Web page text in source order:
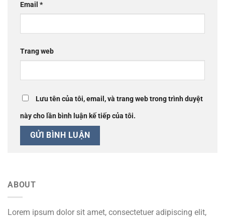
Email *
Trang web
Lưu tên của tôi, email, và trang web trong trình duyệt
này cho lần bình luận kế tiếp của tôi.
ABOUT
Lorem ipsum dolor sit amet, consectetuer adipiscing elit,